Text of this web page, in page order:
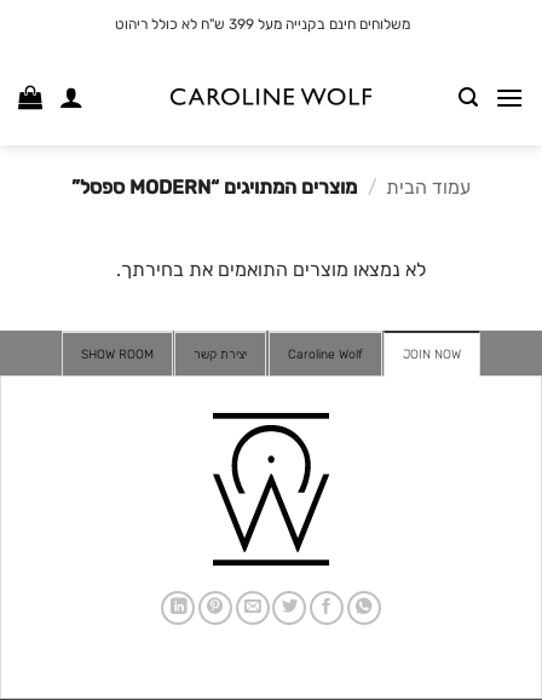
משלוחים חינם בקנייה מעל 399 ש"ח לא כולל ריהוט
עמוד הבית / מוצרים המתויגים “MODERN ספסל”
לא נמצאו מוצרים התואמים את בחירתך.
JOIN NOW
Caroline Wolf יצירת קשר SHOW ROOM